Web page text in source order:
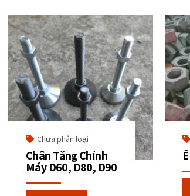
Chưa phân loại
Chân Tăng Chỉnh
Máy D60, D80, D90